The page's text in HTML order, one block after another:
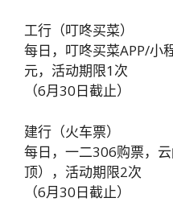
工行（叮咚买菜）
每日，叮咚买菜APP/小
元，活动期限1次
（6月30日截止）
建行（火车票）
每日，一二306购票，
顶），活动期限2次
（6月30日截止）